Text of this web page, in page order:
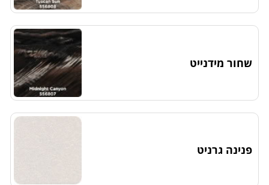
שחור מידנייט
פנינה גרניט